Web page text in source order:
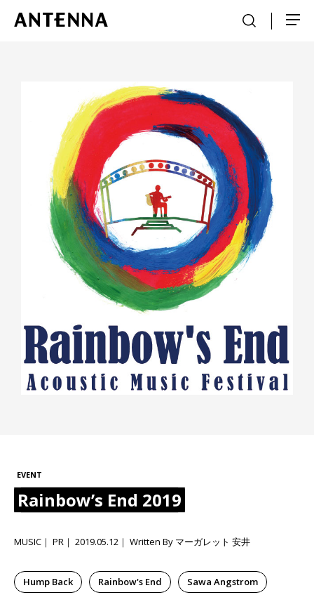
EVENT
Rainbow’s End 2019
Hump Back Rainbow's End Sawa Angstrom
MUSIC PR 2019.05.12 Written By マーガレット 安井